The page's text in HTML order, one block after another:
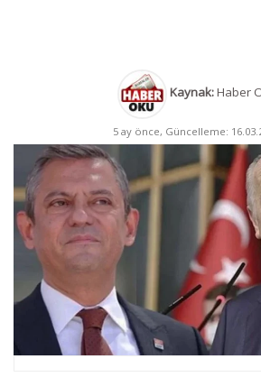
Kaynak:Haber
5 ay önce, Güncelleme: